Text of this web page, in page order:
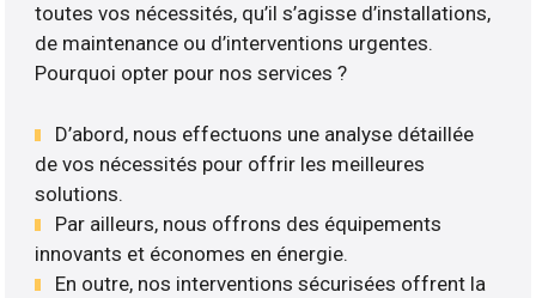
toutes vos nécessités, qu’il s’agisse d’installations,
de maintenance ou d’interventions urgentes.
Pourquoi opter pour nos services ?
D’abord, nous effectuons une analyse détaillée
de vos nécessités pour offrir les meilleures
solutions.
Par ailleurs, nous offrons des équipements
innovants et économes en énergie.
En outre, nos interventions sécurisées offrent la